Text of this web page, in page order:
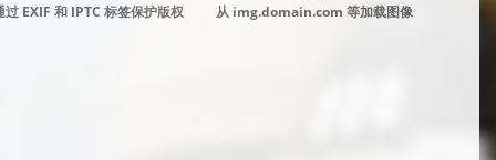
过 EXIF 和 IPTC 标签保护版权 从 img.domain.com 等加载图像